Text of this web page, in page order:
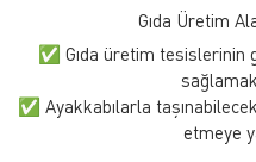
Gıda Üretim
✅ Gıda üretim tesislerinin
✅ Ayakkabılarla
etmeye